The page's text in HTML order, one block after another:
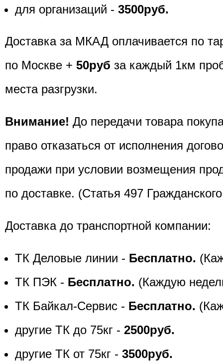
для организаций - 3500руб.
Доставка за МКАД оплачивается по
по Москве + 50руб за каждый 1км
места разгрузки.
Внимание! До передачи товара
право отказаться от исполнения
продажи при условии возмещения
по доставке. (Статья 497
Доставка до транспортной компании:
ТК Деловые линии - Бесплатно.
ТК ПЭК - Бесплатно. (Каждую
ТК Байкал-Сервис - Бесплатно.
другие ТК до 75кг - 2500руб.
другие ТК от 75кг - 3500руб.